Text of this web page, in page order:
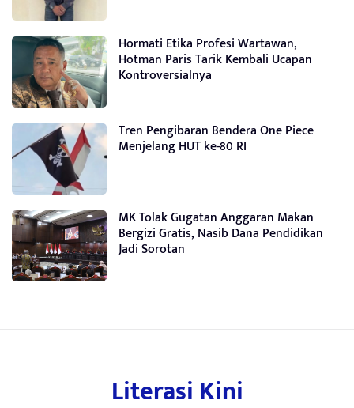
Hormati Etika Profesi Wartawan,
Hotman Paris Tarik Kembali Ucapan
Kontroversialnya
Tren Pengibaran Bendera One Piece
Menjelang HUT ke-80 RI
MK Tolak Gugatan Anggaran Makan
Bergizi Gratis, Nasib Dana Pendidikan
Jadi Sorotan
Literasi Kini